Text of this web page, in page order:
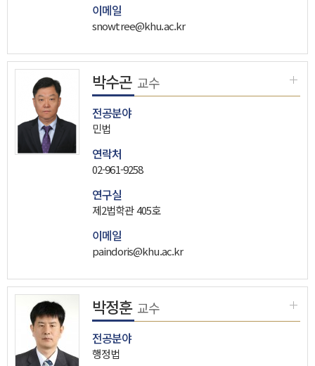
이메일
snowtree@khu.ac.kr
박수곤 교수
전공분야
민법
연락처
02-961-9258
연구실
제2법학관 405호
이메일
paindoris@khu.ac.kr
박정훈 교수
전공분야
행정법